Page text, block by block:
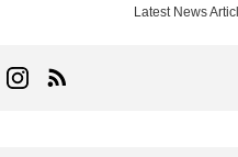
Latest News
TOCANAのFacebookはこちら
TOCANAのinstagramはこちら